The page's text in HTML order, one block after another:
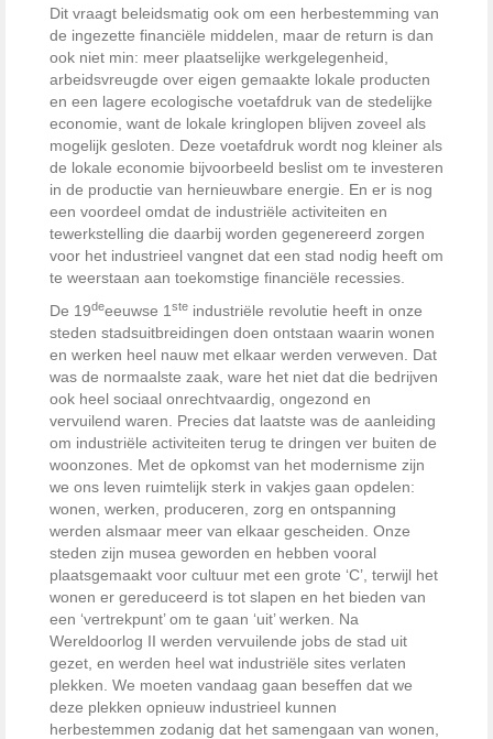
Dit vraagt beleidsmatig ook om een herbestemming van
de ingezette financiële middelen, maar de return is dan
ook niet min: meer plaatselijke werkgelegenheid,
arbeidsvreugde over eigen gemaakte lokale producten
en een lagere ecologische voetafdruk van de stedelijke
economie, want de lokale kringlopen blijven zoveel als
mogelijk gesloten. Deze voetafdruk wordt nog kleiner als
de lokale economie bijvoorbeeld beslist om te investeren
in de productie van hernieuwbare energie. En er is nog
een voordeel omdat de industriële activiteiten en
tewerkstelling die daarbij worden gegenereerd zorgen
voor het industrieel vangnet dat een stad nodig heeft om
te weerstaan aan toekomstige financiële recessies.
De 19deeeuwse 1 ste industriële revolutie heeft in onze
steden stadsuitbreidingen doen ontstaan waarin wonen
en werken heel nauw met elkaar werden verweven. Dat
was de normaalste zaak, ware het niet dat die bedrijven
ook heel sociaal onrechtvaardig, ongezond en
vervuilend waren. Precies dat laatste was de aanleiding
om industriële activiteiten terug te dringen ver buiten de
woonzones. Met de opkomst van het modernisme zijn
we ons leven ruimtelijk sterk in vakjes gaan opdelen:
wonen, werken, produceren, zorg en ontspanning
werden alsmaar meer van elkaar gescheiden. Onze
steden zijn musea geworden en hebben vooral
plaatsgemaakt voor cultuur met een grote ‘C’, terwijl het
wonen er gereduceerd is tot slapen en het bieden van
een ‘vertrekpunt’ om te gaan ‘uit’ werken. Na
Wereldoorlog II werden vervuilende jobs de stad uit
gezet, en werden heel wat industriële sites verlaten
plekken. We moeten vandaag gaan beseffen dat we
deze plekken opnieuw industrieel kunnen
herbestemmen zodanig dat het samengaan van wonen,